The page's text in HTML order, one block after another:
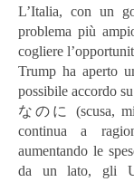
L’Italia, con un
problema più
cogliere
Trump ha aperto
possibile accordo
なのに (scusa, mi
continua a
aumentando le
da un lato, gli